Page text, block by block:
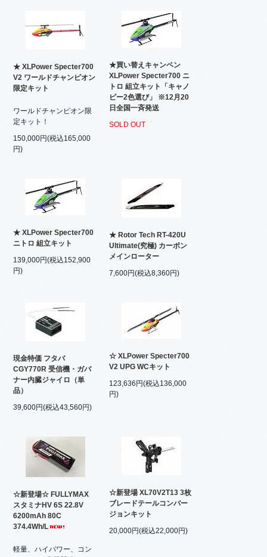
★ XLPower Specter700
V2 ワールドチャンピオン
限定キット
ワールドチャンピオン限
定キット！
150,000円(税込165,000
円)
★買い替えキャンペン
XLPower Specter700 ニ
トロ 組立キット「キャノ
ピー2色選び」 ※12月20
日全国一斉発送
SOLD OUT
★ XLPower Specter700
ニトロ 組立キット
139,000円(税込152,900
円)
★ Rotor Tech RT-420U
Ultimate(究極) カーボン
メインローター
7,600円(税込8,360円)
現金特価 フタバ
CGY770R 受信機・ガバ
ナー内臓ジャイロ（単
品）
39,600円(税込43,560円)
☆ XLPower Specter700
V2 UPG WCキット
123,636円(税込136,000
円)
☆新登場☆ FULLYMAX
スタミナHV 6S 22.8V
6200mAh 80C
374.4Wh/L
軽量、ハイパワー、コン
☆新登場 XL70V2T13 3枚
ブレードテールコンバー
ジョンキット
20,000円(税込22,000円)